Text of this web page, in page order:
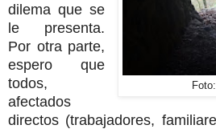
dilema que se
le presenta.
Por otra parte,
espero que
todos,
afectados
directos (trabajadores,